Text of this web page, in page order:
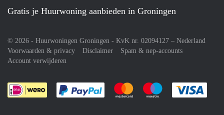
Gratis je Huurwoning aanbieden in Groningen
© 2026 - Huurwoningen Groningen - KvK nr. 02094127 – Nederland
Voorwaarden & privacy
Disclaimer
Spam & nep-accounts
Account verwijderen
Je rekent gemakkelijk af met Paypal
Je rekent gemakkelijk af met
Je rekent